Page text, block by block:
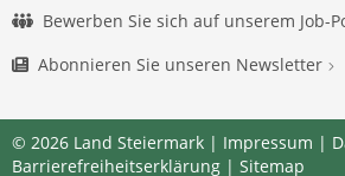
Bewerben Sie sich auf unserem Job-
Abonnieren Sie unseren Newsletter
© 2026 Land Steiermark | Impressum |
Barrierefreiheitserklärung | Sitemap